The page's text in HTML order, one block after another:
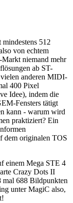
512
von echtem
niemand mehr
ab ST-
anderen MIDI-
400 Pixel
Idee), indem die
Fensters tätigt
kann - warum wird
praktiziert? Ein
dem originalen TOS
einem Mega STE 4
Crazy Dots II
mal 688 Bildpunkten
unter MagiC also,